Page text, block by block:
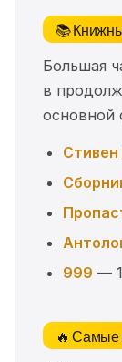
📚
Большая
в
основной
999 —
🔥 Самые